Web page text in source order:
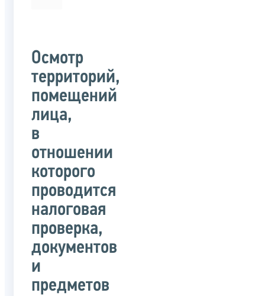
Осмотр
территорий,
помещений
лица,
в
отношении
которого
проводится
налоговая
проверка,
документов
и
предметов